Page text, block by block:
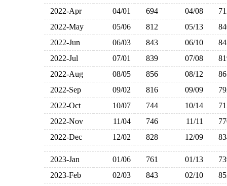
2022-Apr
04/01 694 04/08
2022-May
05/06 812 05/13
2022-Jun
06/03 843 06/10
2022-Jul
07/01 839 07/08
2022-Aug
08/05 856 08/12
2022-Sep
09/02 816 09/09
2022-Oct
10/07 744 10/14
2022-Nov
11/04 746 11/11
2022-Dec
12/02 828 12/09
2023-Jan 01/06 761 01/13
2023-Feb
02/03 843 02/10